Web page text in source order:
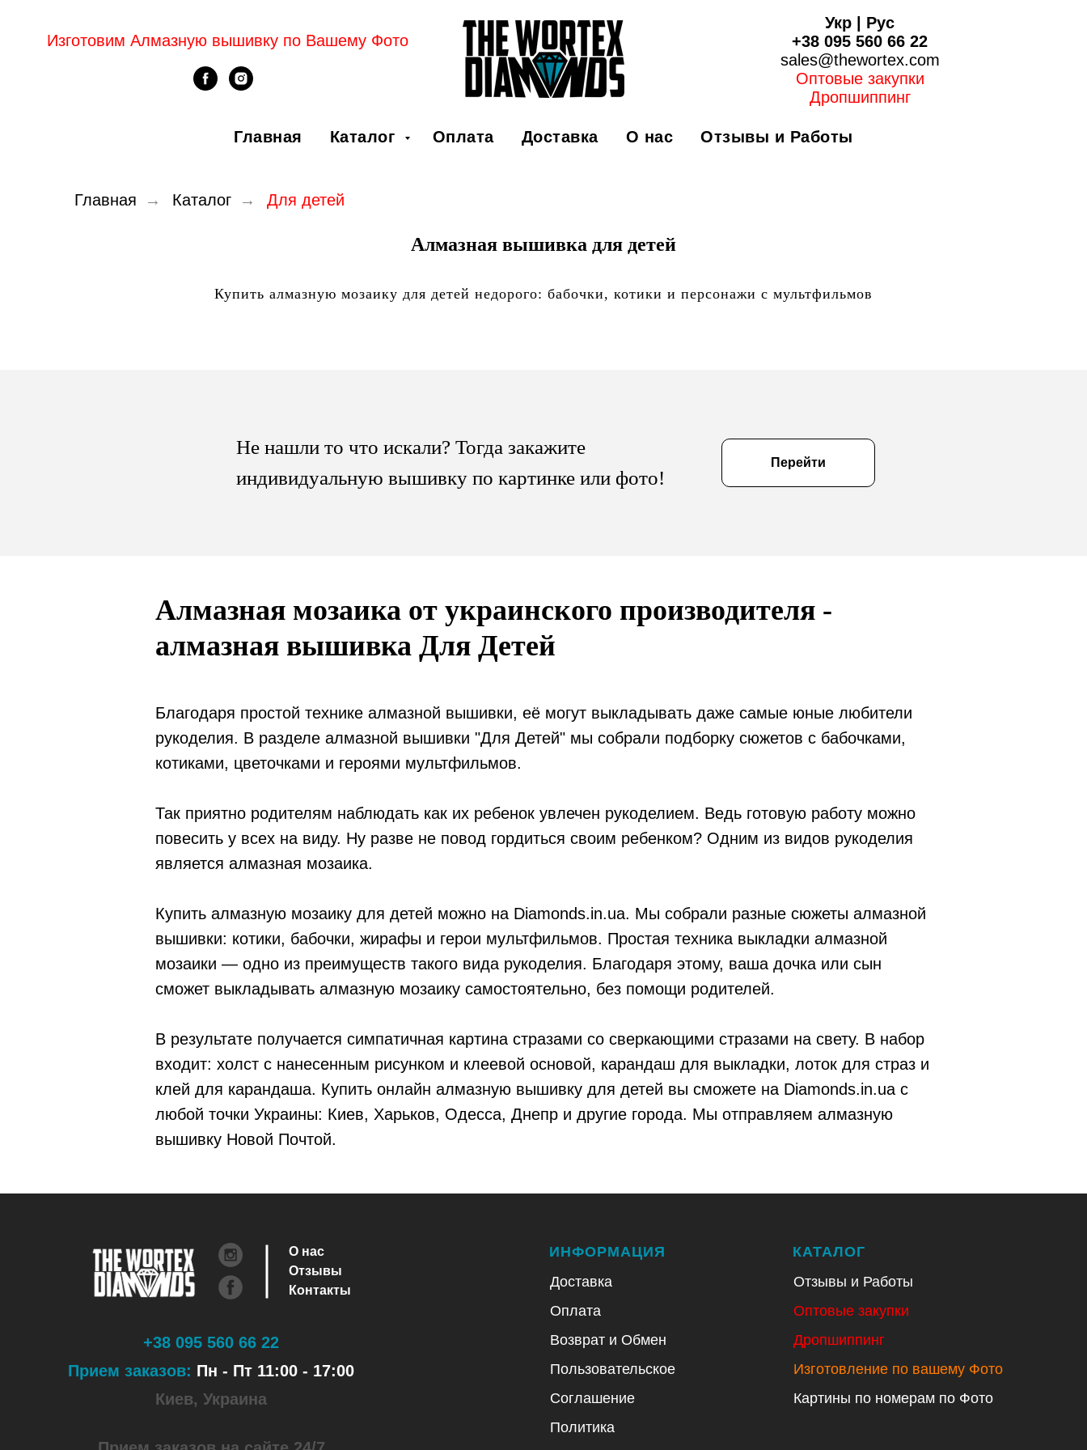
Изготовим Алмазную вышивку по Вашему Фото
Укр
Рус
+38 095 560 66 22
sales@thewortex.com
Оптовые закупки
Дропшиппинг
Главная Каталог Оплата Доставка О нас Отзывы и Работы
Главная → Каталог → Для детей
Алмазная вышивка для детей
Купить алмазную мозаику для детей недорого: бабочки, котики и персонажи с мультфильмов
Не нашли то что искали? Тогда закажите
индивидуальную вышивку по картинке или фото!
Перейти
Алмазная мозаика от украинского производителя -
алмазная вышивка Для Детей
Благодаря простой технике алмазной вышивки, её могут выкладывать даже самые юные любители
рукоделия. В разделе алмазной вышивки "Для Детей" мы собрали подборку сюжетов с бабочками,
котиками, цветочками и героями мультфильмов.
Так приятно родителям наблюдать как их ребенок увлечен рукоделием. Ведь готовую работу можно
повесить у всех на виду. Ну разве не повод гордиться своим ребенком? Одним из видов рукоделия
является алмазная мозаика.
Купить алмазную мозаику для детей можно на Diamonds.in.ua. Мы собрали разные сюжеты алмазной
вышивки: котики, бабочки, жирафы и герои мультфильмов. Простая техника выкладки алмазной
мозаики — одно из преимуществ такого вида рукоделия. Благодаря этому, ваша дочка или сын
сможет выкладывать алмазную мозаику самостоятельно, без помощи родителей.
В результате получается симпатичная картина стразами со сверкающими стразами на свету. В набор
входит: холст с нанесенным рисунком и клеевой основой, карандаш для выкладки, лоток для страз и
клей для карандаша. Купить онлайн алмазную вышивку для детей вы сможете на Diamonds.in.ua с
любой точки Украины: Киев, Харьков, Одесса, Днепр и другие города. Мы отправляем алмазную
вышивку Новой Почтой.
ИНФОРМАЦИЯ
Доставка
Оплата
Возврат и Обмен
Пользовательское
Соглашение
Политика
КАТАЛОГ
Отзывы и Работы
Оптовые закупки
Дропшиппинг
Изготовление по вашему Фото
Картины по номерам по Фото
+38 095 560 66 22
Прием заказов: Пн - Пт 11:00 - 17:00
Киев, Украина
О нас
Отзывы
Контакты